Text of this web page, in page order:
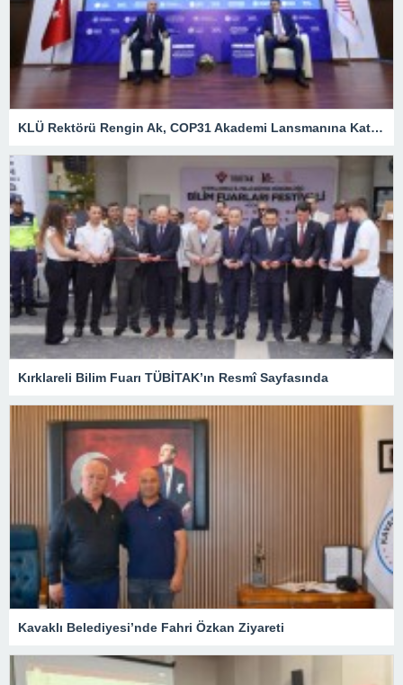
KLÜ Rektörü Rengin Ak, COP31 Akademi Lansmanına Katıldı
Kırklareli Bilim Fuarı TÜBİTAK’ın Resmî Sayfasında
Kavaklı Belediyesi’nde Fahri Özkan Ziyareti